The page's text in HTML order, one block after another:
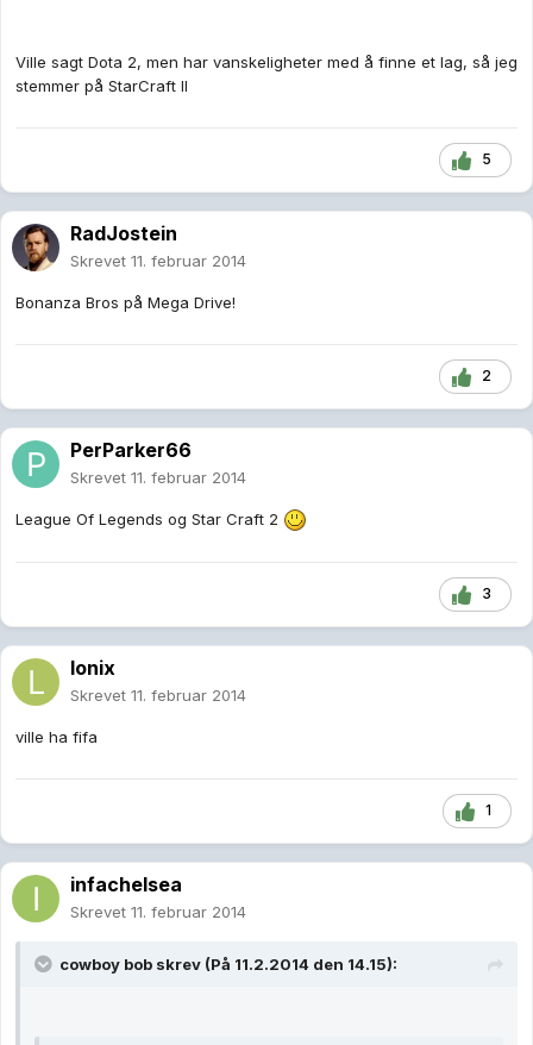
Ville sagt Dota 2, men har vanskeligheter med å finne et lag, så jeg
stemmer på StarCraft II
5
RadJostein
Skrevet 11. februar 2014
Bonanza Bros på Mega Drive!
2
PerParker66
Skrevet 11. februar 2014
League Of Legends og Star Craft 2
3
lonix
Skrevet 11. februar 2014
ville ha fifa
1
infachelsea
Skrevet 11. februar 2014
cowboy bob skrev (På 11.2.2014 den 14.15):